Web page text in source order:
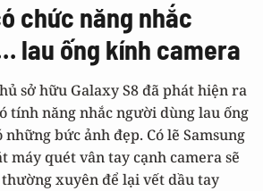
chức năng nhắc
lau ống kính camera
sở hữu Galaxy S8 đã phát hiện ra
tính năng nhắc người dùng lau ống
bức ảnh đẹp. Có lẽ Samsung
máy quét vân tay cạnh camera sẽ
xuyên để lại vết dầu tay